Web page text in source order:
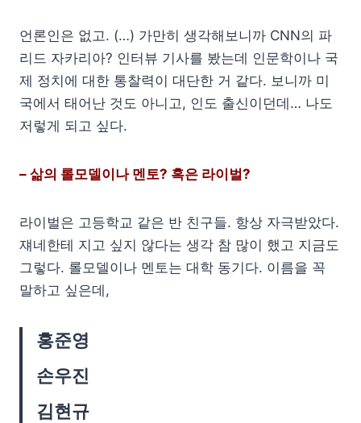
언론인은 없고. (…) 가만히 생각해보니까 CNN의 파
리드 자카리아? 인터뷰 기사를 봤는데 인문학이나 국
제 정치에 대한 통찰력이 대단한 거 같다. 보니까 미
국에서 태어난 것도 아니고, 인도 출신이던데… 나도
저렇게 되고 싶다.
– 삶의 롤모델이나 멘토? 혹은 라이벌?
라이벌은 고등학교 같은 반 친구들. 항상 자극받았다.
쟤네한테 지고 싶지 않다는 생각 참 많이 했고 지금도
그렇다. 롤모델이나 멘토는 대학 동기다. 이름을 꼭
말하고 싶은데,
홍준영
손우진
김현규